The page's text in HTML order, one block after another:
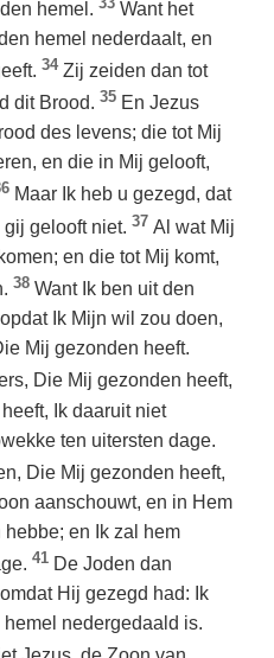
hemel.
Want het
hemel nederdaalt, en
34 Zij zeiden dan tot
dit Brood. 35 En Jezus
des levens; die tot Mij
en die in Mij gelooft,
Maar Ik heb u gezegd, dat
gelooft niet. 37 Al wat Mij
en die tot Mij komt,
38 Want Ik ben uit den
Ik Mijn wil zou doen,
Mij gezonden heeft.
Die Mij gezonden heeft,
Ik daaruit niet
ten uitersten dage.
Die Mij gezonden heeft,
aanschouwt, en in Hem
en Ik zal hem
41 De Joden dan
Hij gezegd had: Ik
nedergedaald is.